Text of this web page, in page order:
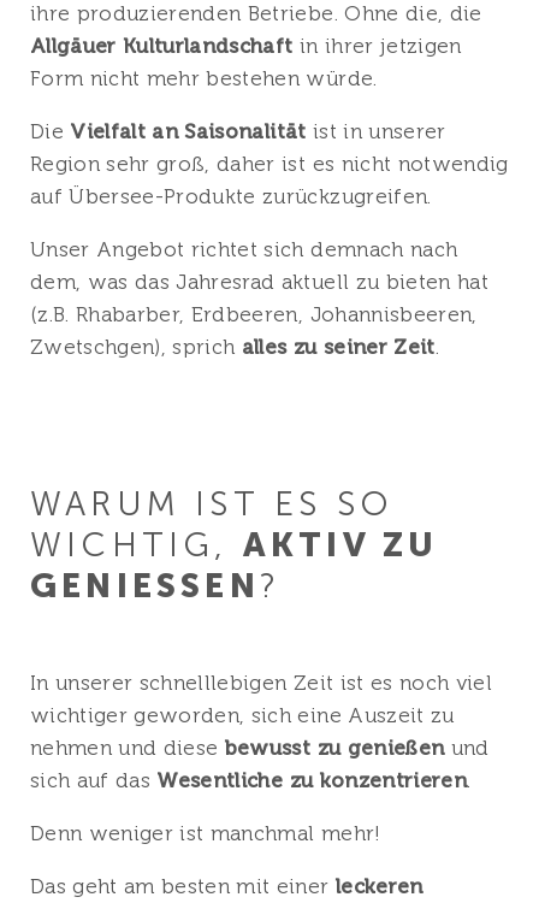
ihre produzierenden Betriebe. Ohne die, die
Allgäuer Kulturlandschaft in ihrer jetzigen
Form nicht mehr bestehen würde.
Die Vielfalt an Saisonalität ist in unserer
Region sehr groß, daher ist es nicht notwendig
auf Übersee-Produkte zurückzugreifen.
Unser Angebot richtet sich demnach nach
dem, was das Jahresrad aktuell zu bieten hat
(z.B. Rhabarber, Erdbeeren, Johannisbeeren,
Zwetschgen), sprich alles zu seiner Zeit.
WARUM IST ES SO
WICHTIG, AKTIV ZU
GENIESSEN
?
In unserer schnelllebigen Zeit ist es noch viel
wichtiger geworden, sich eine Auszeit zu
nehmen und diese bewusst zu genießenund
sich auf das Wesentliche zu konzentrieren.
Denn weniger ist manchmal mehr!
Das geht am besten mit einer leckeren